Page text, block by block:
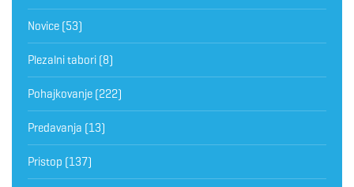
Novice (53)
Plezalni tabori (8)
Pohajkovanje (222)
Predavanja (13)
Pristop (137)